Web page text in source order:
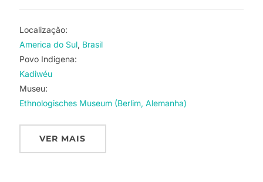
Localização:
America do Sul Brasil
Povo Indigena:
Kadiwéu
Museu:
Ethnologisches Museum (Berlim, Alemanha)
VER MAIS